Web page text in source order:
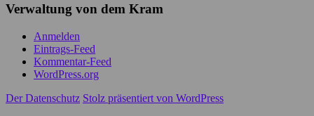
Verwaltung von dem Kram
Anmelden
Eintrags-Feed
Kommentar-Feed
WordPress.org
Der Datenschutz Stolz präsentiert von WordPress